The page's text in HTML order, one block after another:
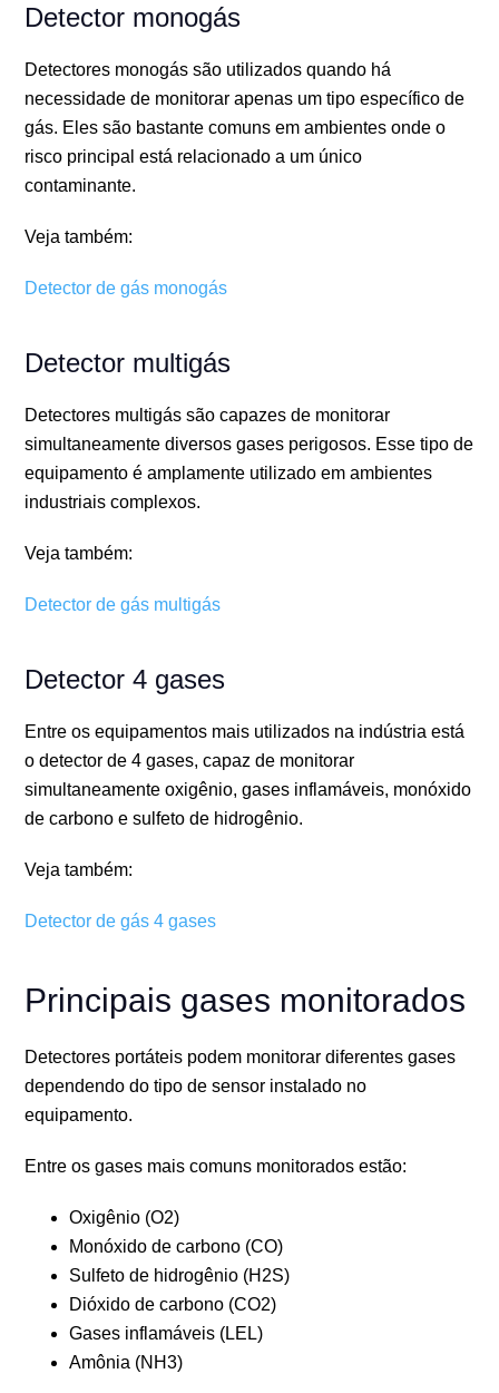
Detector monogás
Detectores monogás são utilizados quando há
necessidade de monitorar apenas um tipo específico de
gás. Eles são bastante comuns em ambientes onde o
risco principal está relacionado a um único
contaminante.
Veja também:
Detector de gás monogás
Detector multigás
Detectores multigás são capazes de monitorar
simultaneamente diversos gases perigosos. Esse tipo de
equipamento é amplamente utilizado em ambientes
industriais complexos.
Veja também:
Detector de gás multigás
Detector 4 gases
Entre os equipamentos mais utilizados na indústria está
o detector de 4 gases, capaz de monitorar
simultaneamente oxigênio, gases inflamáveis, monóxido
de carbono e sulfeto de hidrogênio.
Veja também:
Detector de gás 4 gases
Principais gases monitorados
Detectores portáteis podem monitorar diferentes gases
dependendo do tipo de sensor instalado no
equipamento.
Entre os gases mais comuns monitorados estão:
Oxigênio (O2)
Monóxido de carbono (CO)
Sulfeto de hidrogênio (H2S)
Dióxido de carbono (CO2)
Gases inflamáveis (LEL)
Amônia (NH3)